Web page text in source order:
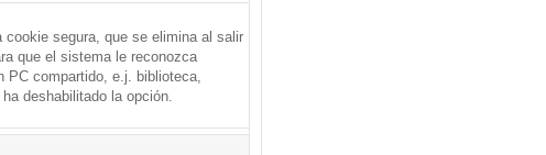
segura, que se elimina al salir
que el sistema le reconozca
PC compartido, e.j. biblioteca,
deshabilitado la opción.